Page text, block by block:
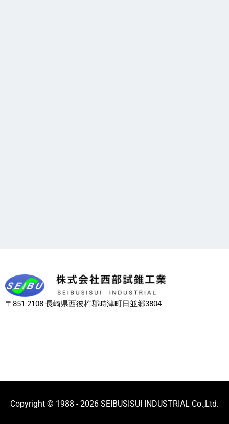
〒851-2108 長崎県西彼杵郡時津町日並郷3804
Copyright © 1988 - 2026 SEIBUSISUI INDUSTRIAL Co.,Ltd.